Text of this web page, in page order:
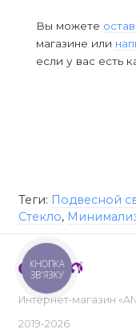
Вы можете
магазине или
если у вас есть
Теги: Подвесной
Стекло,
Интернет-магазин
2019-2026
КНОПКА
ЗВ'ЯЗКУ